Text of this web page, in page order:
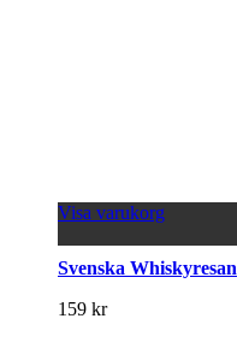
Visa varukorg
Svenska Whiskyresan
159 kr